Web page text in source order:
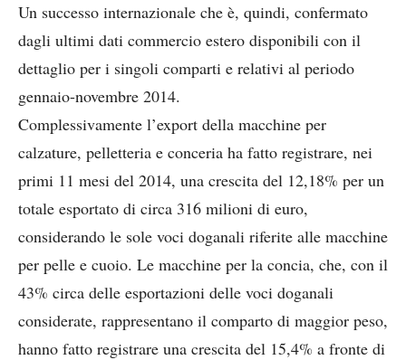
Un successo internazionale che è, quindi, confermato
dagli ultimi dati commercio estero disponibili con il
dettaglio per i singoli comparti e relativi al periodo
gennaio-novembre 2014.
Complessivamente l’export della macchine per
calzature, pelletteria e conceria ha fatto registrare, nei
primi 11 mesi del 2014, una crescita del 12,18% per un
totale esportato di circa 316 milioni di euro,
considerando le sole voci doganali riferite alle macchine
per pelle e cuoio. Le macchine per la concia, che, con il
43% circa delle esportazioni delle voci doganali
considerate, rappresentano il comparto di maggior peso,
hanno fatto registrare una crescita del 15,4% a fronte di